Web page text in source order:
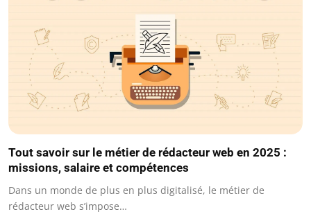
Tout savoir sur le métier de rédacteur web en 2025 :
missions, salaire et compétences
Dans un monde de plus en plus digitalisé, le métier de
rédacteur web s’impose…